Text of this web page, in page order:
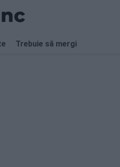
Trebuie să mergi